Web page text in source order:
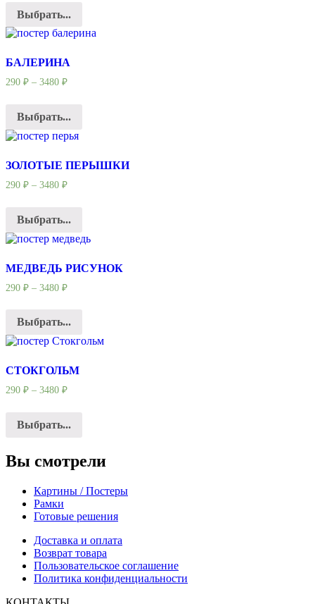
Выбрать...
БАЛЕРИНА
290 ₽ – 3480 ₽
Выбрать...
ЗОЛОТЫЕ ПЕРЫШКИ
290 ₽ – 3480 ₽
Выбрать...
МЕДВЕДЬ РИСУНОК
290 ₽ – 3480 ₽
Выбрать...
СТОКГОЛЬМ
290 ₽ – 3480 ₽
Выбрать...
Вы смотрели
Картины / Постеры
Рамки
Готовые решения
Доставка и оплата
Возврат товара
Пользовательское соглашение
Политика конфиденциальности